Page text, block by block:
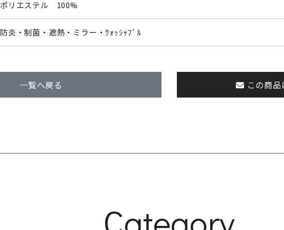
ポリエステル 100%
防炎・制菌・遮熱・ミラー・ｳｫｯｼｬﾌﾞﾙ
一覧へ戻る この商